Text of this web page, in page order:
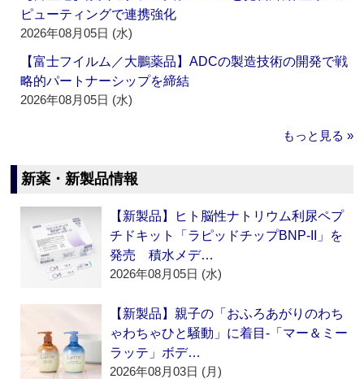
ピューティングで連携強化
2026年08月05日 (水)
【富士フイルム／大鵬薬品】ADCの製造技術の開発で戦
略的パートナーシップを締結
2026年08月05日 (水)
もっと見る »
新薬・新製品情報
【新製品】ヒト脳性ナトリウム利尿ペプ
チドキット「ラピッドチップBNP-II」を
発売 積水メデ…
2026年08月05日 (水)
【新製品】親子の「おふろあがりのわち
ゃわちゃひと騒動」に着目‐「マー＆ミー
ラッテ」ボデ…
2026年08月03日 (月)